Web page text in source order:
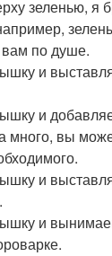
зеленью, я
по душе.
и
и
много, вы
и
и